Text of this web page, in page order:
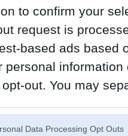
to confirm your
request is
based ads based
personal
out. You may
Data Processing Opt Outs